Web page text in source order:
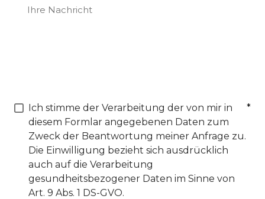
Ich stimme der Verarbeitung der von mir in
diesem Formlar angegebenen Daten zum
Zweck der Beantwortung meiner Anfrage zu.
Die Einwilligung bezieht sich ausdrücklich
auch auf die Verarbeitung
gesundheitsbezogener Daten im Sinne von
Art. 9 Abs. 1 DS-GVO.
*